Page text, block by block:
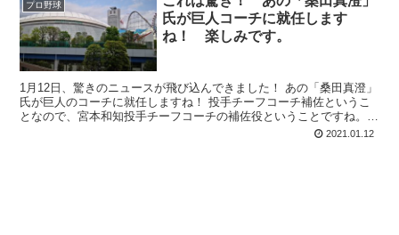
プロ野球
氏が巨人コーチに就任します
ね！ 楽しみです。
1月12日、驚きのニュースが飛び込んできました！ あの「桑田真澄」
氏が巨人のコーチに就任しますね！ 投手チーフコーチ補佐というこ
となので、宮本和知投手チーフコーチの補佐役ということですね。背
2021.01.12